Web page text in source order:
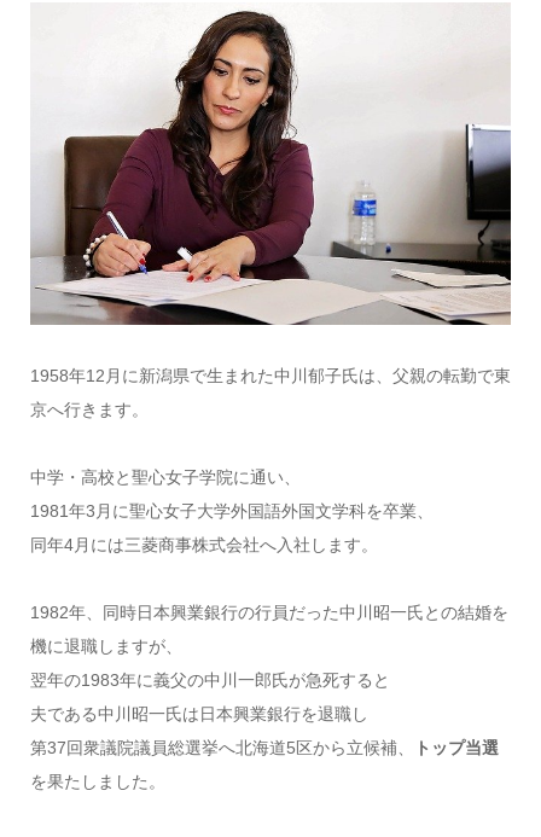
1958年12月に新潟県で生まれた中川郁子氏は、父親の転勤で東
京へ行きます。
中学・高校と聖心女子学院に通い、
1981年3月に聖心女子大学外国語外国文学科を卒業、
同年4月には三菱商事株式会社へ入社します。
1982年、同時日本興業銀行の行員だった中川昭一氏との結婚を
機に退職しますが、
翌年の1983年に義父の中川一郎氏が急死すると
夫である中川昭一氏は日本興業銀行を退職し
第37回衆議院議員総選挙へ北海道5区から立候補、
トップ当選
を果たしました。